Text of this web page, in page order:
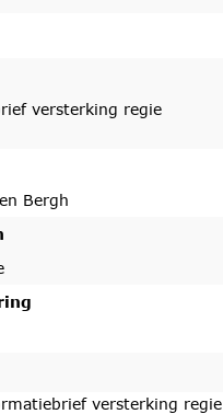
versterking regie
Bergh
versterking regie